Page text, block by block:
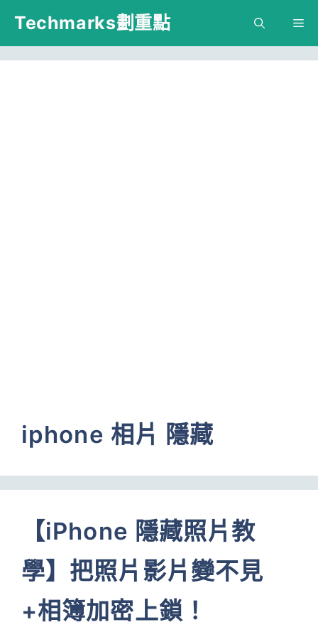
跳
主
Techmarks劃重點
iphone 相片 隱藏
【iPhone 隱藏照片教
學】把照片影片變不見
+相簿加密上鎖！